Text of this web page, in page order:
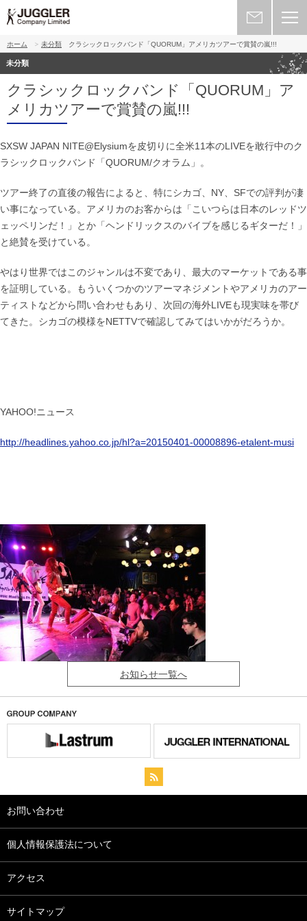
ホーム 未分類 クラシックロックバンド「QUORUM」アメリカツアーで賞賛の嵐!!!
未分類
クラシックロックバンド「QUORUM」ア
メリカツアーで賞賛の嵐!!!
SXSW JAPAN NITE@Elysiumを皮切りに全米11本のLIVEを敢行中のク
ラシックロックバンド「QUORUM/クオラム」。
ツアー終了の直後の報告によると、特にシカゴ、NY、SFでの評判が凄
い事になっている。アメリカのお客からは「こいつらは日本のレッドツ
ェッペリンだ！」とか「ヘンドリックスのバイブを感じるギターだ！」
と絶賛を受けている。
やはり世界ではこのジャンルは不変であり、最大のマーケットである事
を証明している。もういくつかのツアーマネジメントやアメリカのアー
ティストなどから問い合わせもあり、次回の海外LIVEも現実味を帯び
てきた。シカゴの模様をNETTVで確認してみてはいかがだろうか。
YAHOO!ニュース
http://headlines.yahoo.co.jp/hl?a=20150401-00008896-etalent-musi
お知らせ一覧へ
お問い合わせ
個人情報保護法について
アクセス
サイトマップ